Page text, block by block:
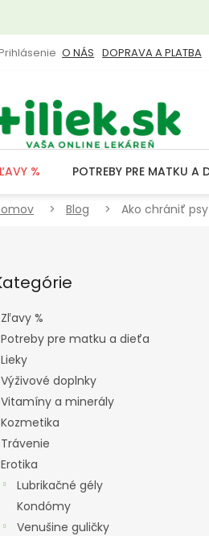
O NÁS DOPRAVA A PLATBA
% POTREBY PRE MATKU A
Blog Ako chrániť
Zľavy %
Potreby pre matku a dieťa
Lieky
Výživové doplnky
Vitamíny a minerály
Kozmetika
Trávenie
Erotika
Lubrikačné gély
Kondómy
Venušine guličky